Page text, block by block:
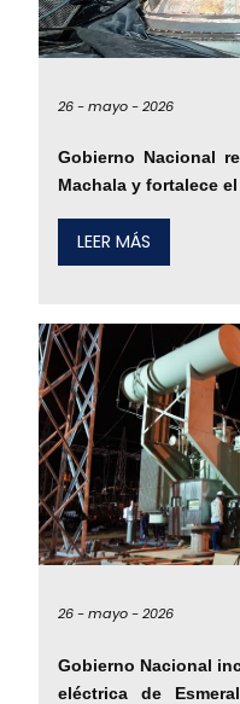
26 -mayo -2026
Gobierno Nacional
Machala y fortalece
LEER MÁS
26 -mayo -2026
Gobierno Nacional
eléctrica de